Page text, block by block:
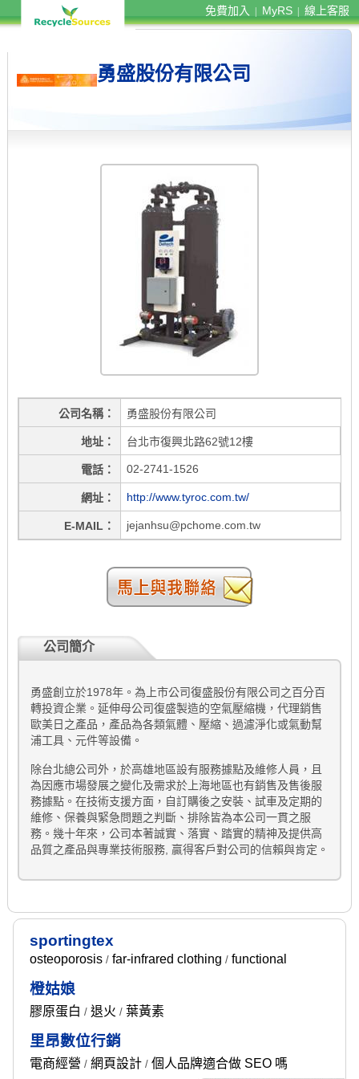
免費加入 MyRS 線上客服
勇盛股份有限公司
公司名稱 勇盛股份有限公司
地址 台北市復興北路62號12樓
電話 02-2741-1526
網址 http://www.tyroc.com.tw/
E-MAIL jejanhsu@pchome.com.tw
公司簡介
勇盛創立於1978年。為上市公司復盛股份有限公司之百分百
轉投資企業。延伸母公司復盛製造的空氣壓縮機，代理銷售
歐美日之產品，產品為各類氣體、壓縮、過濾淨化或氣動幫
浦工具、元件等設備。
除台北總公司外，於高雄地區設有服務據點及維修人員，且
為因應市場發展之變化及需求於上海地區也有銷售及售後服
務據點。在技術支援方面，自訂購後之安裝、試車及定期的
維修、保養與緊急問題之判斷、排除皆為本公司一貫之服
務。幾十年來，公司本著誠實、落實、踏實的精神及提供高
品質之產品與專業技術服務, 贏得客戶對公司的信賴與肯定。
sportingtex
osteoporosis/ far-infrared clothing / functional
橙姑娘
膠原蛋白 / 退火 / 葉黃素
里昂數位行銷
電商經營 / 網頁設計/ 個人品牌適合做 SEO 嗎